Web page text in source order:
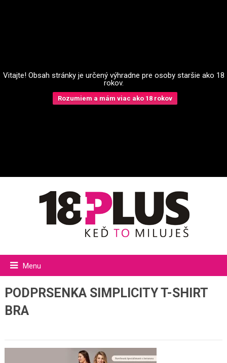
Vitajte! Obsah stránky je určený výhradne pre osoby staršie ako 18
rokov.
Rozumiem a mám viac ako 18 rokov
Menu
PODPRSENKA SIMPLICITY T-SHIRT
BRA